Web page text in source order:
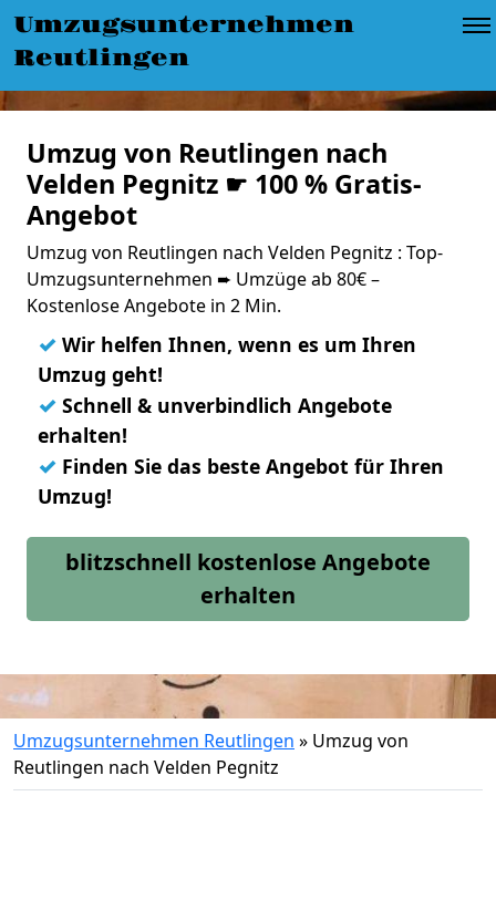
Umzugsunternehmen
Reutlingen
Umzug von Reutlingen nach
Velden Pegnitz ☛ 100 % Gratis-
Angebot
Umzug von Reutlingen nach Velden Pegnitz : Top-
Umzugsunternehmen ➨ Umzüge ab 80€ –
Kostenlose Angebote in 2 Min.
✓ Wir helfen Ihnen, wenn es um Ihren
Umzug geht!
✓ Schnell & unverbindlich Angebote
erhalten!
✓ Finden Sie das beste Angebot für Ihren
Umzug!
blitzschnell kostenlose Angebote
erhalten
Umzugsunternehmen Reutlingen » Umzug von
Reutlingen nach Velden Pegnitz